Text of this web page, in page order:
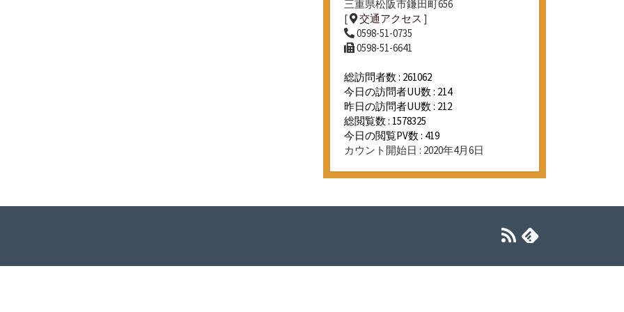
三重県松阪市鎌田町656
[
交通アクセス ]
0598-51-0735
0598-51-6641
総訪問者数 : 261062
今日の訪問者UU数 : 214
昨日の訪問者UU数 : 212
総閲覧数 : 1578325
今日の閲覧PV数 : 419
カウント開始日 : 2020年4月6日
RSS Feedly